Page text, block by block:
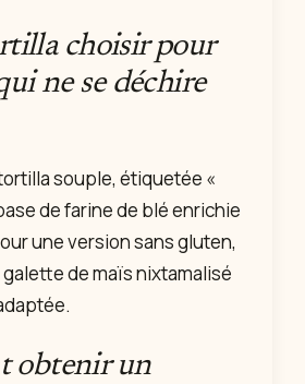
choisir pour
ne se déchire
souple, étiquetée «
de farine de blé enrichie
une version sans gluten,
de maïs nixtamalisé
obtenir un